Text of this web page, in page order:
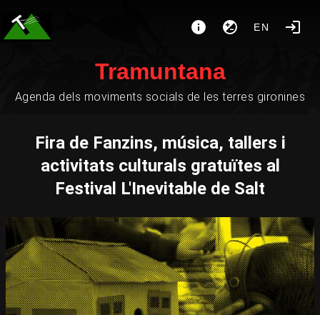
EN
Tramuntana
Agenda dels moviments socials de les terres gironines
Fira de Fanzins, música, tallers i
activitats culturals gratuïtes al
Festival L'Inevitable de Salt